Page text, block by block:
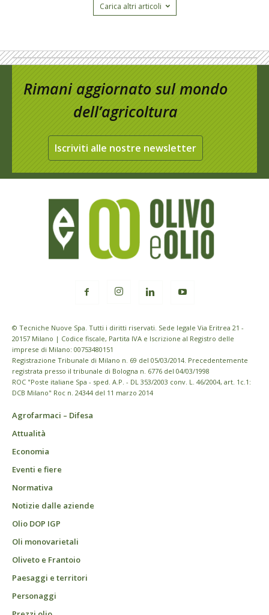
Carica altri articoli
Rimani aggiornato sul mondo
dell’agricoltura
Iscriviti alle nostre newsletter
© Tecniche Nuove Spa. Tutti i diritti riservati. Sede legale Via Eritrea 21 -
20157 Milano | Codice fiscale, Partita IVA e Iscrizione al Registro delle
imprese di Milano: 00753480151
Registrazione Tribunale di Milano n. 69 del 05/03/2014. Precedentemente
registrata presso il tribunale di Bologna n. 6776 del 04/03/1998
ROC "Poste italiane Spa - sped. A.P. - DL 353/2003 conv. L. 46/2004, art. 1c.1:
DCB Milano" Roc n. 24344 del 11 marzo 2014
Agrofarmaci – Difesa
Attualità
Economia
Eventi e fiere
Normativa
Notizie dalle aziende
Olio DOP IGP
Oli monovarietali
Oliveto e Frantoio
Paesaggi e territori
Personaggi